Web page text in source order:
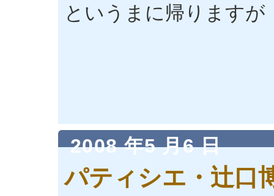
というまに帰りますが
2008 年5 月6 日
パティシエ・辻口